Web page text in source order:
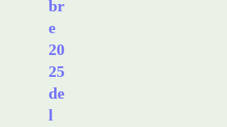
br
e
20
25
de
l